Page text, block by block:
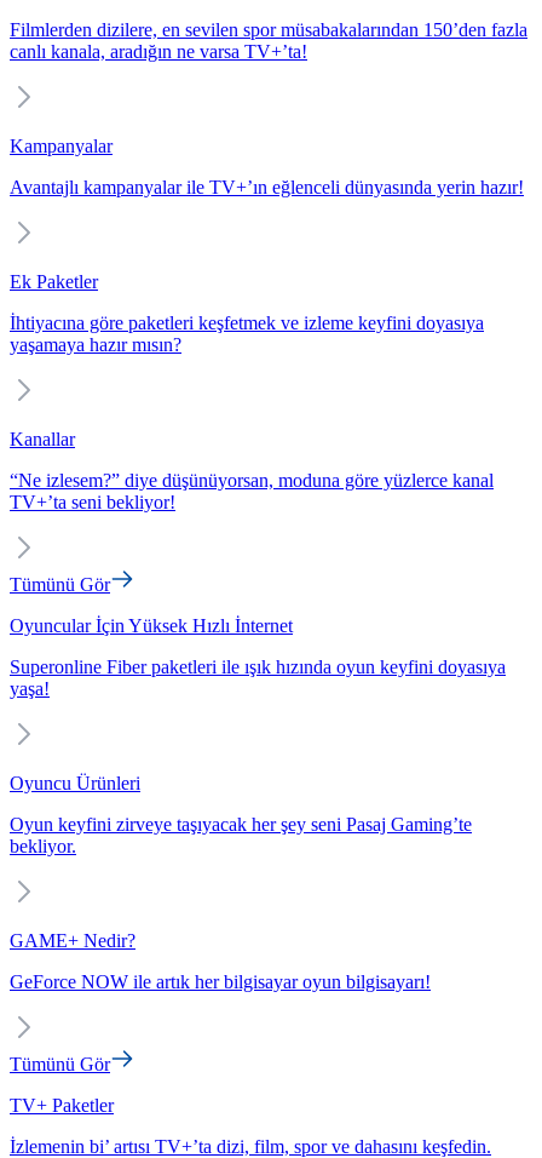
Filmlerden dizilere, en sevilen spor müsabakalarından 150’den fazla
canlı kanala, aradığın ne varsa TV+’ta!
Kampanyalar
Avantajlı kampanyalar ile TV+’ın eğlenceli dünyasında yerin hazır!
Ek Paketler
İhtiyacına göre paketleri keşfetmek ve izleme keyfini doyasıya
yaşamaya hazır mısın?
Kanallar
“Ne izlesem?” diye düşünüyorsan, moduna göre yüzlerce kanal
TV+’ta seni bekliyor!
Tümünü Gör
Oyuncular İçin Yüksek Hızlı İnternet
Superonline Fiber paketleri ile ışık hızında oyun keyfini doyasıya
yaşa!
Oyuncu Ürünleri
Oyun keyfini zirveye taşıyacak her şey seni Pasaj Gaming’te
bekliyor.
GAME+ Nedir?
GeForce NOW ile artık her bilgisayar oyun bilgisayarı!
Tümünü Gör
TV+ Paketler
İzlemenin bi’ artısı TV+’ta dizi, film, spor ve dahasını keşfedin.